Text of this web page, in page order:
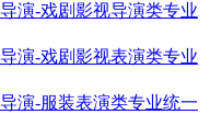
演-戏剧影视导演类专业
演-戏剧影视表演类专业
演-服装表演类专业统一